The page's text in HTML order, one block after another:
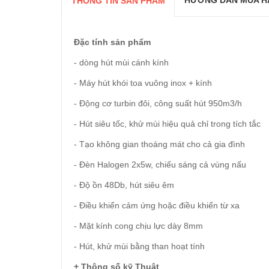
Đặc tính sản phẩm
- dòng hút mùi cánh kính
- Máy hút khói toa vuông inox + kính
- Động cơ turbin đôi, công suất hút 950m3/h
- Hút siêu tốc, khử mùi hiệu quả chỉ trong tích tắc
- Tạo không gian thoáng mát cho cả gia đình
- Đèn Halogen 2x5w, chiếu sáng cả vùng nấu
- Độ ồn 48Db, hút siêu êm
- Điều khiển cảm ứng hoặc điều khiển từ xa
- Mặt kính cong chịu lực dày 8mm
- Hút, khử mùi bằng than hoạt tính
+ Thông số kỹ Thuật